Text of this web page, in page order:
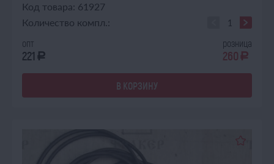
Код товара: 61927
Количество компл.:
опт
221 a
розница
260 a
В КОРЗИНУ